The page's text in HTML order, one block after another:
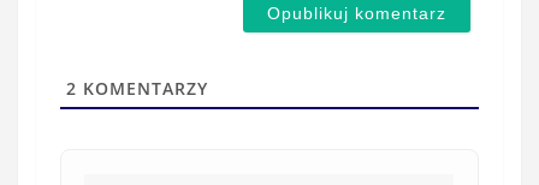
w
(
2 KOMENTARZY